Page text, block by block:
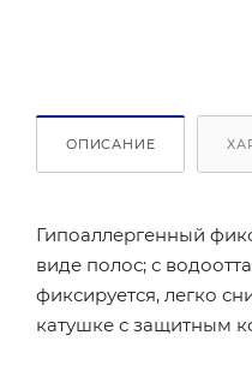
ОПИСАНИЕ
Гипоаллергенный
виде полос; с
фиксируется, легко
катушке с защитным